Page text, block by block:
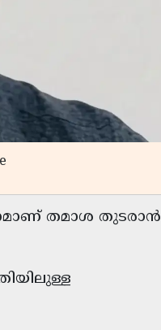
തമാശ തുടരാൻ